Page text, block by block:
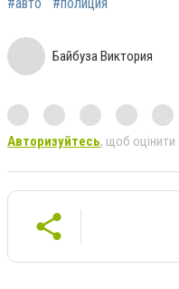
Байбуза Виктория
Авторизуйтесь, щоб оцінити